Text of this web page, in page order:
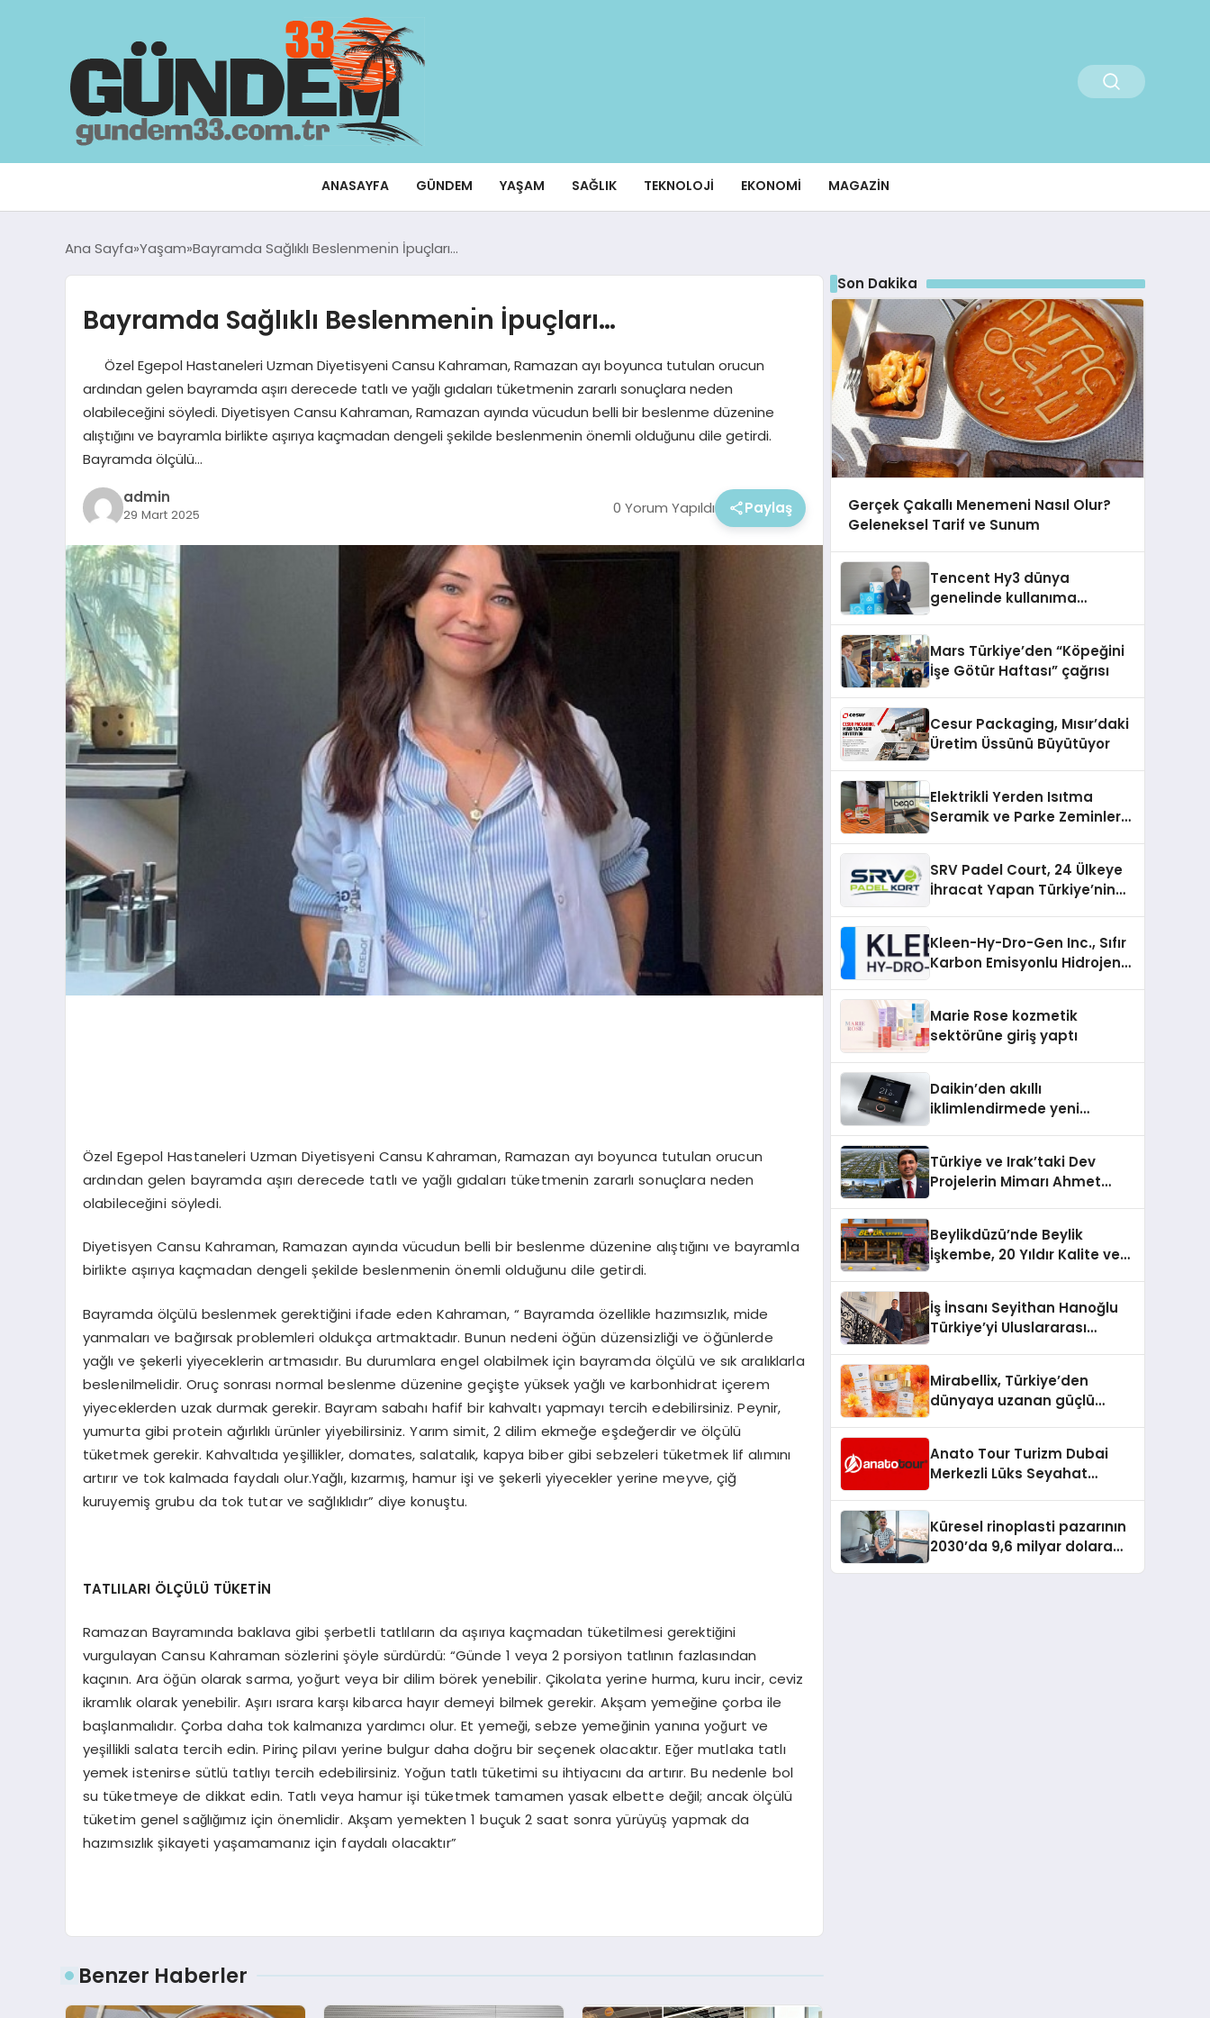
ANASAYFA GÜNDEM YAŞAM SAĞLIK TEKNOLOJI EKONOMI MAGAZIN
Ana Sayfa Yaşam Bayramda Sağlıklı Beslenmenı̇n İpuçları…
Bayramda Sağlıklı Beslenmenı̇n İpuçları…
Özel Egepol Hastaneleri Uzman Diyetisyeni Cansu Kahraman, Ramazan ayı boyunca tutulan orucun
ardından gelen bayramda aşırı derecede tatlı ve yağlı gıdaları tüketmenin zararlı sonuçlara neden
olabileceğini söyledi. Diyetisyen Cansu Kahraman, Ramazan ayında vücudun belli bir beslenme düzenine
alıştığını ve bayramla birlikte aşırıya kaçmadan dengeli şekilde beslenmenin önemli olduğunu dile getirdi.
Bayramda ölçülü…
admin
29 Mart 2025 0 Yorum Yapıldı Paylaş
Özel Egepol Hastaneleri Uzman Diyetisyeni Cansu Kahraman, Ramazan ayı boyunca tutulan orucun
ardından gelen bayramda aşırı derecede tatlı ve yağlı gıdaları tüketmenin zararlı sonuçlara neden
olabileceğini söyledi.
Diyetisyen Cansu Kahraman, Ramazan ayında vücudun belli bir beslenme düzenine alıştığını ve bayramla
birlikte aşırıya kaçmadan dengeli şekilde beslenmenin önemli olduğunu dile getirdi.
Bayramda ölçülü beslenmek gerektiğini ifade eden Kahraman, “ Bayramda özellikle hazımsızlık, mide
yanmaları ve bağırsak problemleri oldukça artmaktadır. Bunun nedeni öğün düzensizliği ve öğünlerde
yağlı ve şekerli yiyeceklerin artmasıdır. Bu durumlara engel olabilmek için bayramda ölçülü ve sık aralıklarla
beslenilmelidir. Oruç sonrası normal beslenme düzenine geçişte yüksek yağlı ve karbonhidrat içerem
yiyeceklerden uzak durmak gerekir. Bayram sabahı hafif bir kahvaltı yapmayı tercih edebilirsiniz. Peynir,
yumurta gibi protein ağırlıklı ürünler yiyebilirsiniz. Yarım simit, 2 dilim ekmeğe eşdeğerdir ve ölçülü
tüketmek gerekir. Kahvaltıda yeşillikler, domates, salatalık, kapya biber gibi sebzeleri tüketmek lif alımını
artırır ve tok kalmada faydalı olur.Yağlı, kızarmış, hamur işi ve şekerli yiyecekler yerine meyve, çiğ
kuruyemiş grubu da tok tutar ve sağlıklıdır” diye konuştu.
TATLILARI ÖLÇÜLÜ TÜKETİN
Ramazan Bayramında baklava gibi şerbetli tatlıların da aşırıya kaçmadan tüketilmesi gerektiğini
vurgulayan Cansu Kahraman sözlerini şöyle sürdürdü: “Günde 1 veya 2 porsiyon tatlının fazlasından
kaçının. Ara öğün olarak sarma, yoğurt veya bir dilim börek yenebilir. Çikolata yerine hurma, kuru incir, ceviz
ikramlık olarak yenebilir. Aşırı ısrara karşı kibarca hayır demeyi bilmek gerekir. Akşam yemeğine çorba ile
başlanmalıdır. Çorba daha tok kalmanıza yardımcı olur. Et yemeği, sebze yemeğinin yanına yoğurt ve
yeşillikli salata tercih edin. Pirinç pilavı yerine bulgur daha doğru bir seçenek olacaktır. Eğer mutlaka tatlı
yemek istenirse sütlü tatlıyı tercih edebilirsiniz. Yoğun tatlı tüketimi su ihtiyacını da artırır. Bu nedenle bol
su tüketmeye de dikkat edin. Tatlı veya hamur işi tüketmek tamamen yasak elbette değil; ancak ölçülü
tüketim genel sağlığımız için önemlidir. Akşam yemekten 1 buçuk 2 saat sonra yürüyüş yapmak da
hazımsızlık şikayeti yaşamamanız için faydalı olacaktır”
Benzer Haberler
Son Dakika
Gerçek Çakallı Menemeni Nasıl Olur?
Geleneksel Tarif ve Sunum
Tencent Hy3 dünya
genelinde kullanıma
Mars Türkiye’den “Köpeğini
İşe Götür Haftası” çağrısı
Cesur Packaging, Mısır’daki
Üretim Üssünü Büyütüyor
Elektrikli Yerden Isıtma
Seramik ve Parke Zeminler
SRV Padel Court, 24 Ülkeye
İhracat Yapan Türkiye’nin
Kleen-Hy-Dro-Gen Inc., Sıfır
Karbon Emisyonlu Hidrojen
Aldı
Marie Rose kozmetik
sektörüne giriş yaptı
Daikin’den akıllı
iklimlendirmede yeni
Türkiye ve Irak’taki Dev
Projelerin Mimarı Ahmet
Holding Industrial City”
Projesini Hayata Geçirecek
Beylikdüzü’nde Beylik
İşkembe, 20 Yıldır Kalite ve
İş İnsanı Seyithan Hanoğlu
Türkiye’yi Uluslararası
Mirabellix, Türkiye’den
dünyaya uzanan güçlü
Anato Tour Turizm Dubai
Merkezli Lüks Seyahat
Küresel rinoplasti pazarının
2030’da 9,6 milyar dolara